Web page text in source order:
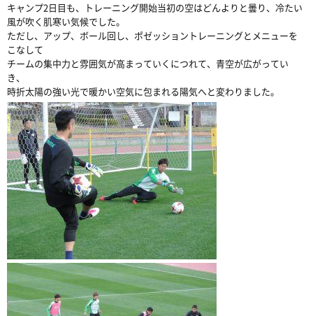
キャンプ2日目も、トレーニング開始当初の空はどんよりと曇り、冷たい
風が吹く肌寒い気候でした。
ただし、アップ、ボール回し、ポゼッショントレーニングとメニューを
こなして
チームの集中力と雰囲気が高まっていくにつれて、青空が広がってい
き、
時折太陽の強い光で暖かい空気に包まれる陽気へと変わりました。